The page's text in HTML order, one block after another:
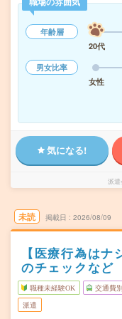
年齢層
20代
男女比率
女性
気になる!
派遣
未読 掲載日 2026/08/09
【医療行為は
のチェックなど
職種未経験OK 交通費
派遣